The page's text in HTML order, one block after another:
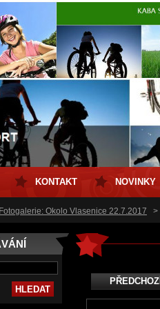
Fotogalerie: Okolo Vlasenice 22.7.2017 >
PŘEDCHOZÍ
KONTAKT NOVINKY